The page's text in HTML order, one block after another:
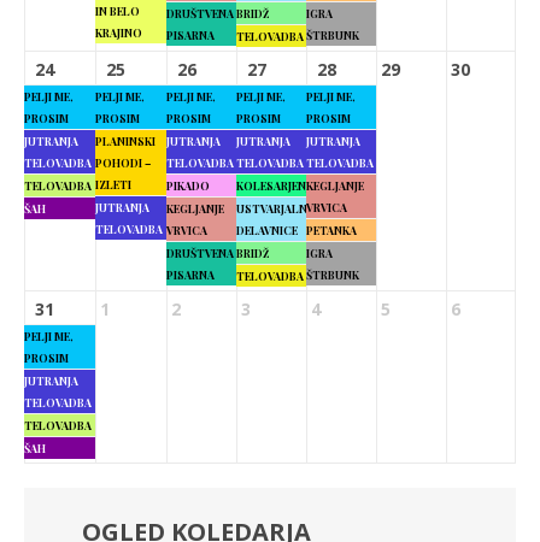
IN BELO
KRAJINO
DRUŠTVENA
PISARNA
BRIDŽ
TELOVADBA
IGRA
ŠTRBUNK
24
PELJI ME,
PROSIM
JUTRANJA
TELOVADBA
TELOVADBA
ŠAH
25
PELJI ME,
PROSIM
PLANINSKI
POHODI –
IZLETI
JUTRANJA
TELOVADBA
26
PELJI ME,
PROSIM
JUTRANJA
TELOVADBA
PIKADO
KEGLJANJE
VRVICA
DRUŠTVENA
PISARNA
27
PELJI ME,
PROSIM
JUTRANJA
TELOVADBA
KOLESARJENJE
USTVARJALNE
DELAVNICE
BRIDŽ
TELOVADBA
28
PELJI ME,
PROSIM
JUTRANJA
TELOVADBA
KEGLJANJE
VRVICA
PETANKA
IGRA
ŠTRBUNK
29 30
31
PELJI ME,
PROSIM
JUTRANJA
TELOVADBA
TELOVADBA
ŠAH
1 2 3 4 5 6
OGLED KOLEDARJA